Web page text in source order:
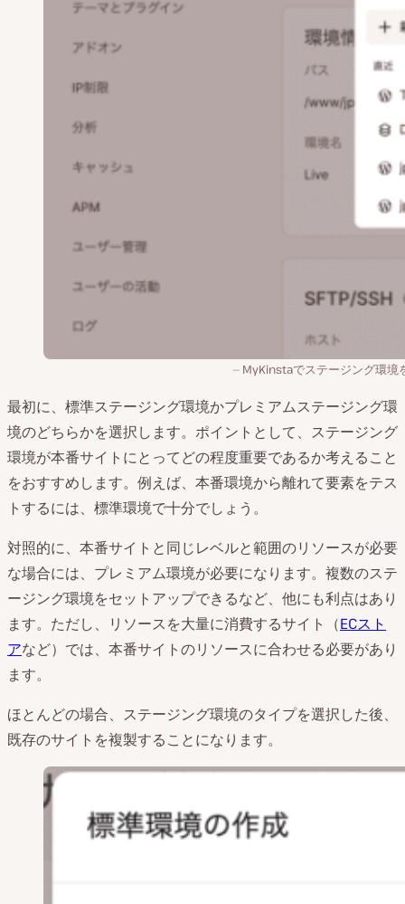
MyKinstaでステージング環境
最初に、標準ステージング環境かプレミアムステージング環
境のどちらかを選択します。ポイントとして、ステージング
環境が本番サイトにとってどの程度重要であるか考えること
をおすすめします。例えば、本番環境から離れて要素をテス
トするには、標準環境で十分でしょう。
対照的に、本番サイトと同じレベルと範囲のリソースが必要
な場合には、プレミアム環境が必要になります。複数のステ
ージング環境をセットアップできるなど、他にも利点はあり
ます。ただし、リソースを大量に消費するサイト（ECスト
アなど）では、本番サイトのリソースに合わせる必要があり
ます。
ほとんどの場合、ステージング環境のタイプを選択した後、
既存のサイトを複製することになります。